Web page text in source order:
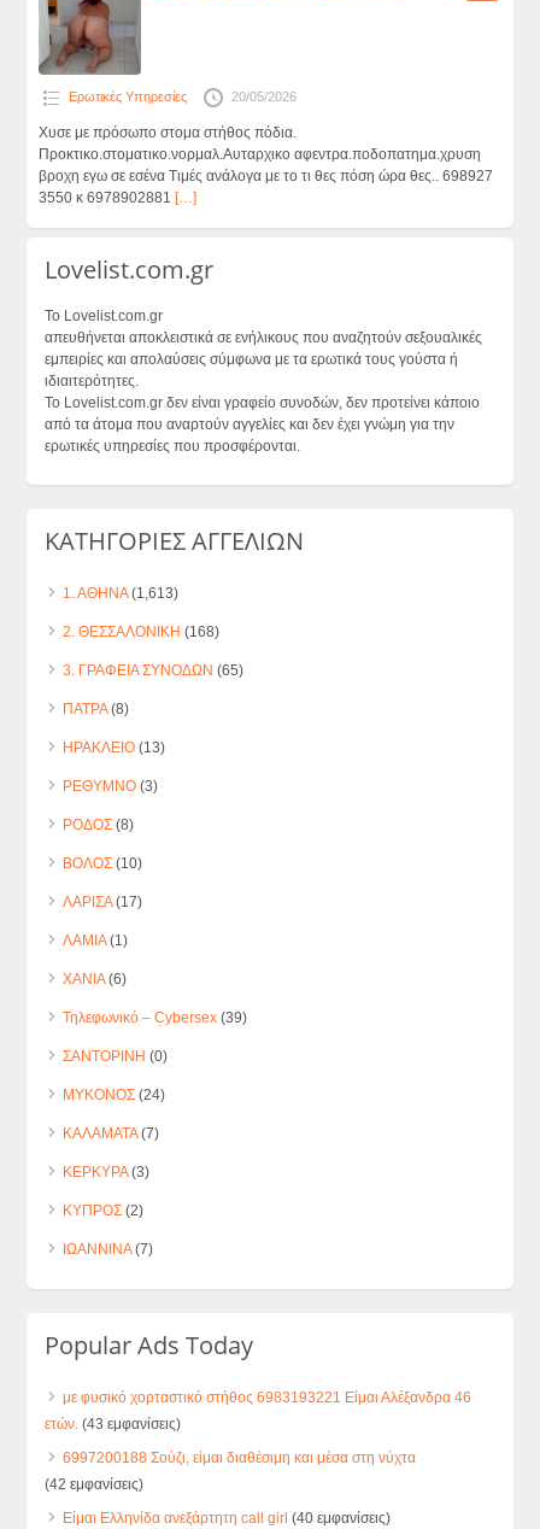
Ερωτικές Υπηρεσίες 20/05/2026
Χυσε με πρόσωπο στομα στήθος πόδια.
Προκτικο.στοματικο.νορμαλ.Αυταρχικο αφεντρα.ποδοπατημα.χρυση
βροχη εγω σε εσένα Τιμές ανάλογα με το τι θες πόση ώρα θες.. 698927
3550 κ 6978902881 […]
Lovelist.com.gr
Το Lovelist.com.gr
απευθήνεται αποκλειστικά σε ενήλικους που αναζητούν σεξουαλικές
εμπειρίες και απολαύσεις σύμφωνα με τα ερωτικά τους γούστα ή
ιδιαιτερότητες.
Το Lovelist.com.gr δεν είναι γραφείο συνοδών, δεν προτείνει κάποιο
από τα άτομα που αναρτούν αγγελίες και δεν έχει γνώμη για την
ερωτικές υπηρεσίες που προσφέρονται.
ΚΑΤΗΓΟΡΙΕΣ ΑΓΓΕΛΙΩΝ
1. ΑΘΗΝΑ(1,613)
2. ΘΕΣΣΑΛΟΝΙΚΗ (168)
3. ΓΡΑΦΕΙΑ ΣΥΝΟΔΩΝ (65)
ΠΑΤΡΑ(8)
ΗΡΑΚΛΕΙΟ (13)
ΡΕΘΥΜΝΟ (3)
ΡΟΔΟΣ (8)
ΒΟΛΟΣ (10)
ΛΑΡΙΣΑ(17)
ΛΑΜΙΑ(1)
ΧΑΝΙΑ(6)
Τηλεφωνικό – Cybersex (39)
ΣΑΝΤΟΡΙΝΗ (0)
ΜΥΚΟΝΟΣ (24)
ΚΑΛΑΜΑΤΑ(7)
ΚΕΡΚΥΡΑ(3)
ΚΥΠΡΟΣ (2)
ΙΩΑΝΝΙΝΑ(7)
Popular Ads Today
με φυσικό χορταστικό στήθος 6983193221 Είμαι Αλέξανδρα 46
ετών. (43 εμφανίσεις)
6997200188 Σούζι, είμαι διαθέσιμη και μέσα στη νύχτα
(42 εμφανίσεις)
Είμαι Ελληνίδα ανεξάρτητη call girl (40 εμφανίσεις)